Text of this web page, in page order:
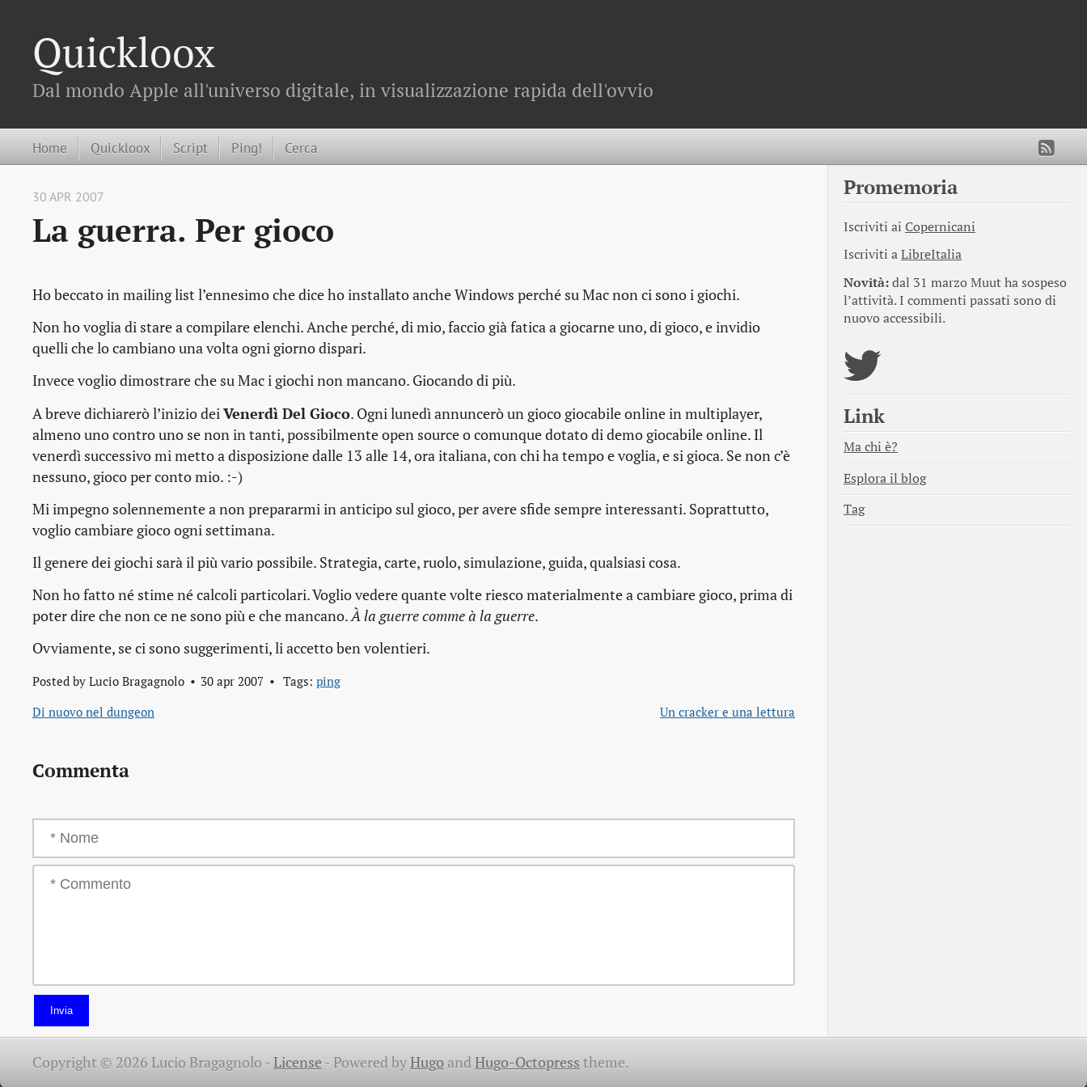
Quickloox
Dal mondo Apple all'universo digitale, in visualizzazione rapida dell'ovvio
Home Quickloox Script Ping! Cerca
30 APR 2007
La guerra. Per gioco
Ho beccato in mailing list l’ennesimo che dice ho installato anche Windows perché su Mac non ci sono i giochi.
Non ho voglia di stare a compilare elenchi. Anche perché, di mio, faccio già fatica a giocarne uno, di gioco, e invidio
quelli che lo cambiano una volta ogni giorno dispari.
Invece voglio dimostrare che su Mac i giochi non mancano. Giocando di più.
A breve dichiarerò l’inizio dei Venerdì Del Gioco. Ogni lunedì annuncerò un gioco giocabile online in multiplayer,
almeno uno contro uno se non in tanti, possibilmente open source o comunque dotato di demo giocabile online. Il
venerdì successivo mi metto a disposizione dalle 13 alle 14, ora italiana, con chi ha tempo e voglia, e si gioca. Se non c’è
nessuno, gioco per conto mio. :-)
Mi impegno solennemente a non prepararmi in anticipo sul gioco, per avere sfide sempre interessanti. Soprattutto,
voglio cambiare gioco ogni settimana.
Il genere dei giochi sarà il più vario possibile. Strategia, carte, ruolo, simulazione, guida, qualsiasi cosa.
Non ho fatto né stime né calcoli particolari. Voglio vedere quante volte riesco materialmente a cambiare gioco, prima di
poter dire che non ce ne sono più e che mancano.À la guerre comme à la guerre.
Ovviamente, se ci sono suggerimenti, li accetto ben volentieri.
Posted by Lucio Bragagnolo 30 apr 2007 Tags: ping
Di nuovo nel dungeon
Un cracker e una lettura
Commenta
Invia
Promemoria
Iscriviti ai Copernicani
Iscriviti aLibreItalia
Novità:dal 31 marzo Muut ha sospeso
l’attività. I commenti passati sono di
nuovo accessibili.
Link
Ma chi è?
Esplora il blog
Tag
Copyright © 2026 Lucio Bragagnolo -License -Powered byHugoandHugo-Octopress theme.